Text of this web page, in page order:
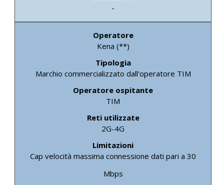
-
Kena (**)
Marchio commercializzato dall'operatore TIM
TIM
2G-4G
Cap velocità massima connessione dati pari a 30
Mbps